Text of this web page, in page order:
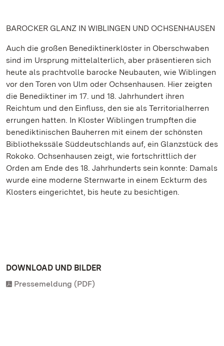
BAROCKER GLANZ IN WIBLINGEN UND OCHSENHAUSEN
Auch die großen Benediktinerklöster in Oberschwaben
sind im Ursprung mittelalterlich, aber präsentieren sich
heute als prachtvolle barocke Neubauten, wie Wiblingen
vor den Toren von Ulm oder Ochsenhausen. Hier zeigten
die Benediktiner im 17. und 18. Jahrhundert ihren
Reichtum und den Einfluss, den sie als Territorialherren
errungen hatten. In Kloster Wiblingen trumpften die
benediktinischen Bauherren mit einem der schönsten
Bibliothekssäle Süddeutschlands auf, ein Glanzstück des
Rokoko. Ochsenhausen zeigt, wie fortschrittlich der
Orden am Ende des 18. Jahrhunderts sein konnte: Damals
wurde eine moderne Sternwarte in einem Eckturm des
Klosters eingerichtet, bis heute zu besichtigen.
DOWNLOAD UND BILDER
Pressemeldung (PDF)